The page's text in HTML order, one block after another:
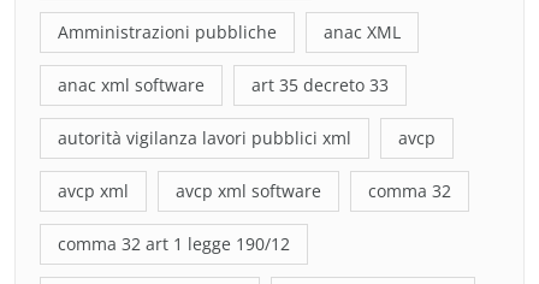
Amministrazioni pubbliche anac XML
anac xml software art 35 decreto 33
autorità vigilanza lavori pubblici xml avcp
avcp xml avcp xml software comma 32
comma 32 art 1 legge 190/12